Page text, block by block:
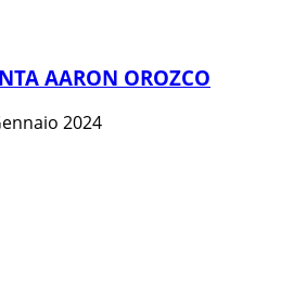
AARON OROZCO
2024